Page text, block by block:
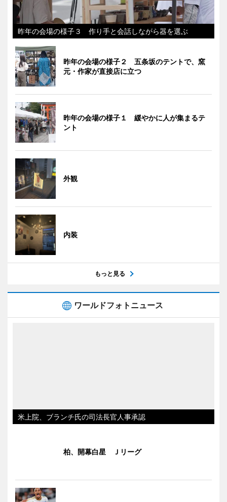
昨年の会場の様子３ 作り手と会話しながら器を選ぶ
昨年の会場の様子２ 五条坂のテントで、窯
元・作家が直接店に立つ
昨年の会場の様子１ 緩やかに人が集まるテ
ント
外観
内装
もっと見る
ワールドフォトニュース
米上院、ブランチ氏の司法長官人事承認
柏、開幕白星 Ｊリーグ